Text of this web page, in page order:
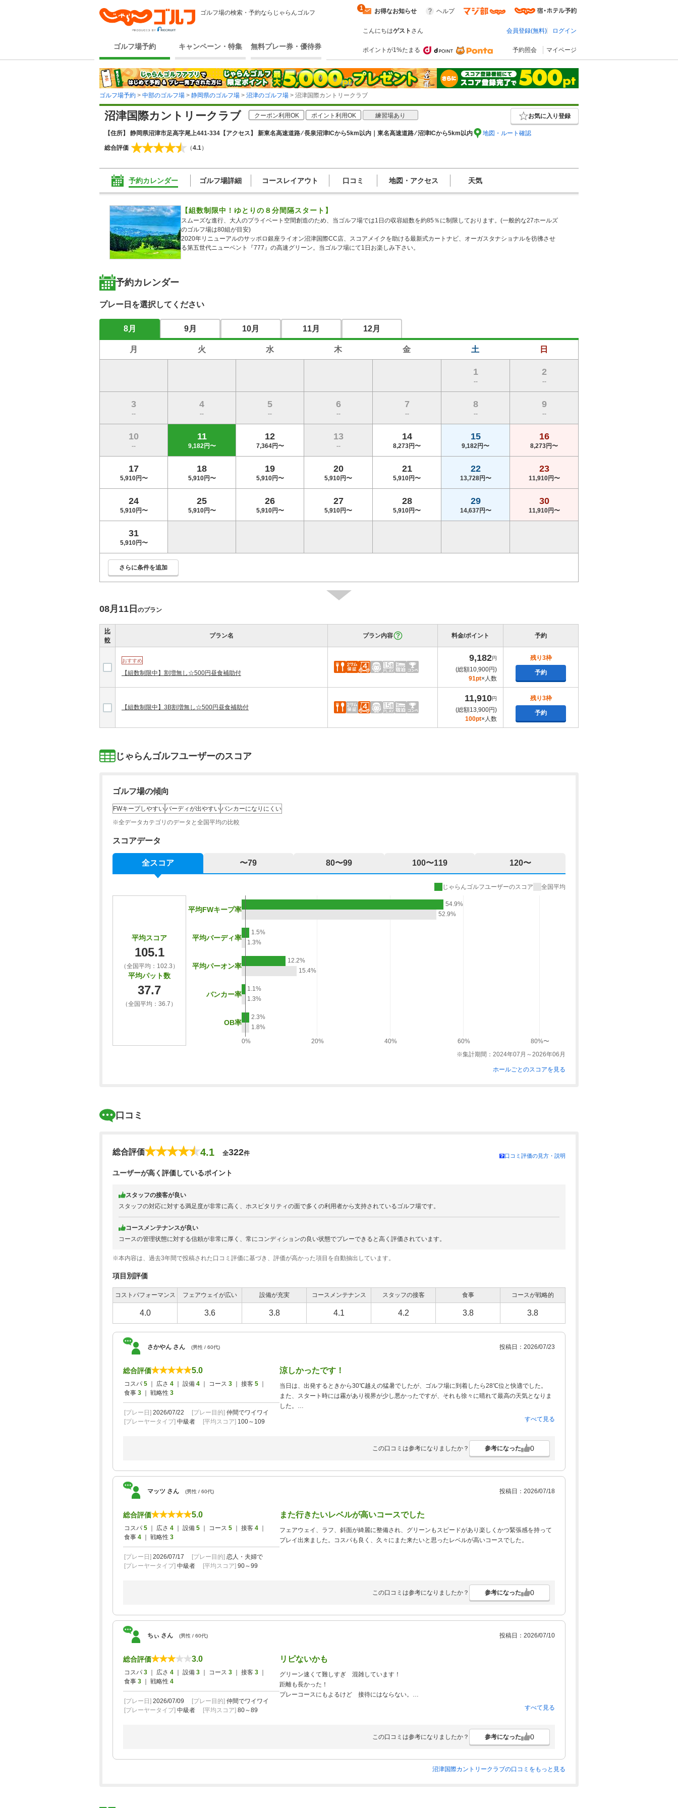
ゴルフ場の検索・予約ならじゃらんゴルフ
ゴルフ場予約 キャンペーン・特集 無料プレー券・優待券
お得なお知らせ
1 ヘルプ
こんにちはゲスト さん 会員登録(無料) ログイン
ポイントが1%たまる 予約照会 マイページ
ゴルフ場予約 > 中部のゴルフ場 > 静岡県のゴルフ場 > 沼津のゴルフ場 > 沼津国際カントリークラブ
沼津国際カントリークラブ クーポン利用OK ポイント利用OK 練習場あり お気に入り登録
【住所】 静岡県沼津市足高字尾上441-334 【アクセス】 新東名高速道路 ⁄ 長泉沼津ICから5km以内｜東名高速道路 ⁄ 沼津ICから5km以内 地図・ルート確認
総合評価 （4.1）
予約カレンダー ゴルフ場詳細 コースレイアウト 口コミ 地図・アクセス 天気
【組数制限中！ゆとりの８分間隔スタート】
スムーズな進行、大人のプライベート空間創造のため、当ゴルフ場では1日の収容組数を約85％に制限しております。(一般的な27ホールズ
のゴルフ場は80組が目安)
2020年リニューアルのサッポロ銀座ライオン沼津国際CC店、スコアメイクを助ける最新式カートナビ、オーガスタナショナルを彷彿させ
る第五世代ニューベント『777』の高速グリーン。当ゴルフ場にて1日お楽しみ下さい。
予約カレンダー
プレー日を選択してください
8月 9月 10月 11月 12月
月 火 水 木 金 土 日
1
--
2
--
3
--
4
--
5
--
6
--
7
--
8
--
9
--
10
--
11
9,182円〜
12
7,364円〜
13
--
14
8,273円〜
15
9,182円〜
16
8,273円〜
17
5,910円〜
18
5,910円〜
19
5,910円〜
20
5,910円〜
21
5,910円〜
22
13,728円〜
23
11,910円〜
24
5,910円〜
25
5,910円〜
26
5,910円〜
27
5,910円〜
28
5,910円〜
29
14,637円〜
30
11,910円〜
31
5,910円〜
さらに条件を追加
08月11日 のプラン
比
較
プラン名 プラン内容 料金/ポイント 予約
おすすめ
【組数制限中】割増無し☆500円昼食補助付
9,182円
(総額10,900円)
91pt×人数
残り3枠
予約
【組数制限中】3B割増無し☆500円昼食補助付
11,910円
(総額13,900円)
100pt×人数
残り3枠
予約
じゃらんゴルフユーザーのスコア
ゴルフ場の傾向
FWキープしやすいバーディが出やすいバンカーになりにくい
※全データカテゴリのデータと全国平均の比較
スコアデータ
全スコア 〜79 80〜99 100〜119 120〜
じゃらんゴルフユーザーのスコア 全国平均
平均スコア
105.1
（全国平均：102.3）
平均パット数
37.7
（全国平均：36.7）
平均FWキープ率
54.9%
52.9%
平均バーディ率
1.5%
1.3%
平均パーオン率
12.2%
15.4%
バンカー率
1.1%
1.3%
OB率
2.3%
1.8%
0%
20% 40% 60%
80%〜
※集計期間：2024年07月～2026年06月
ホールごとのスコアを見る
口コミ
総合評価 4.1 全322件 口コミ評価の見方・説明
ユーザーが高く評価しているポイント
スタッフの接客が良い
スタッフの対応に対する満足度が非常に高く、ホスピタリティの面で多くの利用者から支持されているゴルフ場です。
コースメンテナンスが良い
コースの管理状態に対する信頼が非常に厚く、常にコンディションの良い状態でプレーできると高く評価されています。
※本内容は、過去3年間で投稿された口コミ評価に基づき、評価が高かった項目を自動抽出しています。
項目別評価
コストパフォーマンス フェアウェイが広い 設備が充実 コースメンテナンス スタッフの接客 食事 コースが戦略的
4.0 3.6 3.8 4.1 4.2 3.8 3.8
さかやん さん (男性 / 60代) 投稿日：2026/07/23
総合評価 5.0
コスパ 5 ｜ 広さ 4 ｜ 設備 4 ｜ コース 3 ｜ 接客 5
食事 3 ｜ 戦略性 3
[プレー日] 2026/07/22 [プレー目的] 仲間でワイワイ
[プレーヤータイプ] 中級者 [平均スコア] 100～109
涼しかったです！
当日は、出発するときから30℃越えの猛暑でしたが、ゴルフ場に到着したら28℃位と快適でした。
また、スタート時には霧があり視界が少し悪かったですが、それも徐々に晴れて最高の天気となりま
した。
すべて見る
この口コミは参考になりましたか？ 参考になった 0
マッツ さん (男性 / 60代) 投稿日：2026/07/18
総合評価 5.0
コスパ 5 ｜ 広さ 4 ｜ 設備 5 ｜ コース 5 ｜ 接客 4
食事 4 ｜ 戦略性 3
[プレー日] 2026/07/17 [プレー目的] 恋人・夫婦で
[プレーヤータイプ] 中級者 [平均スコア] 90～99
また行きたいレベルが高いコースでした
フェアウェイ、ラフ、斜面が綺麗に整備され、グリーンもスピードがあり楽しくかつ緊張感を持って
プレイ出来ました。コスパも良く、久々にまた来たいと思ったレベルが高いコースでした。
この口コミは参考になりましたか？ 参考になった 0
ちぃ さん (男性 / 60代) 投稿日：2026/07/10
総合評価 3.0
コスパ 3 ｜ 広さ 4 ｜ 設備 3 ｜ コース 3 ｜ 接客 3
食事 3 ｜ 戦略性 4
[プレー日] 2026/07/09 [プレー目的] 仲間でワイワイ
[プレーヤータイプ] 中級者 [平均スコア] 80～89
リピないかも
グリーン速くて難しすぎ 混雑しています！
距離も長かった！
プレーコースにもよるけど 接待にはならない。
すべて見る
この口コミは参考になりましたか？ 参考になった 0
沼津国際カントリークラブの口コミをもっと見る